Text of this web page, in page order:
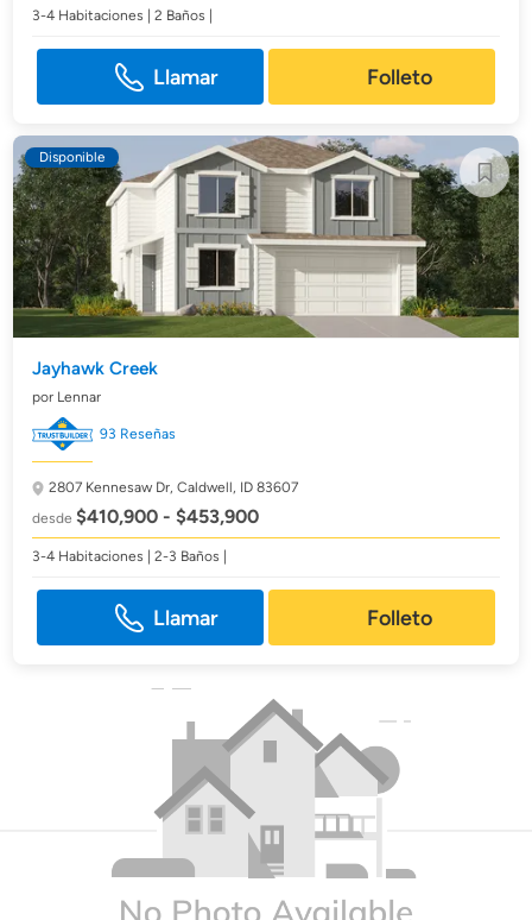
3-4 Habitaciones | 2 Baños |
Llamar Folleto
Disponible
Jayhawk Creek
por Lennar
93 Reseñas
2807 Kennesaw Dr,Caldwell, ID 83607
desde$410,900 - $453,900
3-4 Habitaciones | 2-3 Baños |
Llamar Folleto